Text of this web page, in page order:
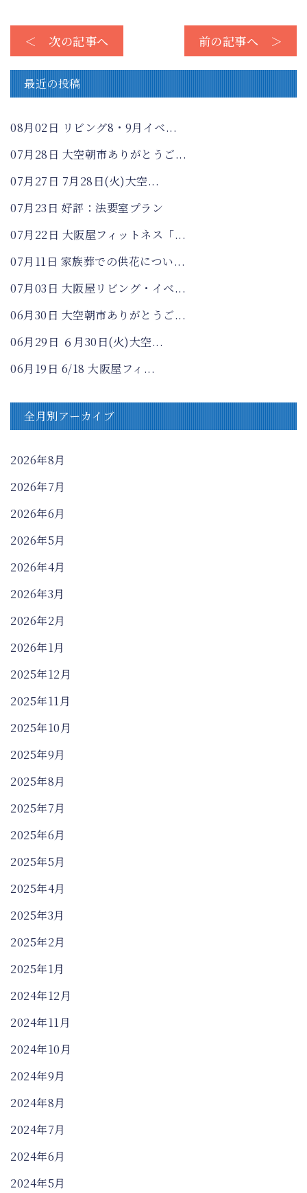
＜ 次の記事へ 前の記事へ ＞
最近の投稿
08月02日 リビング8・9月イベ...
07月28日 大空朝市ありがとうご...
07月27日 7月28日(火)大空...
07月23日 好評：法要室プラン
07月22日 大阪屋フィットネス「...
07月11日 家族葬での供花につい...
07月03日 大阪屋リビング・イベ...
06月30日 大空朝市ありがとうご...
06月29日 ６月30日(火)大空...
06月19日 6/18 大阪屋フィ...
全月別アーカイブ
2026年8月
2026年7月
2026年6月
2026年5月
2026年4月
2026年3月
2026年2月
2026年1月
2025年12月
2025年11月
2025年10月
2025年9月
2025年8月
2025年7月
2025年6月
2025年5月
2025年4月
2025年3月
2025年2月
2025年1月
2024年12月
2024年11月
2024年10月
2024年9月
2024年8月
2024年7月
2024年6月
2024年5月